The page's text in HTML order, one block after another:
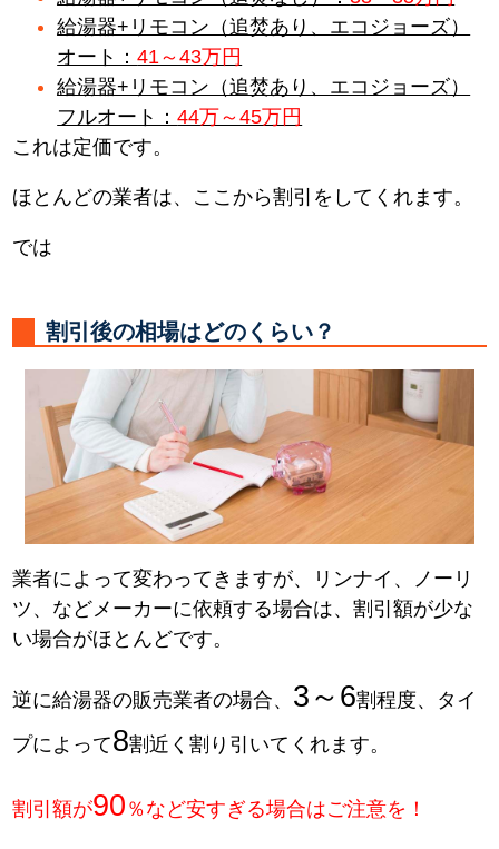
給湯器+リモコン（追焚あり、エコジョーズ）
オート：41～43万円
給湯器+リモコン（追焚あり、エコジョーズ）
フルオート：44万～45万円
これは定価です。
ほとんどの業者は、ここから割引をしてくれます。
では
割引後の相場はどのくらい？
業者によって変わってきますが、リンナイ、ノーリ
ツ、などメーカーに依頼する場合は、割引額が少な
い場合がほとんどです。
逆に給湯器の販売業者の場合、 3～6割程度、タイ
プによって8割近く割り引いてくれます。
割引額が90 ％など安すぎる場合はご注意を！